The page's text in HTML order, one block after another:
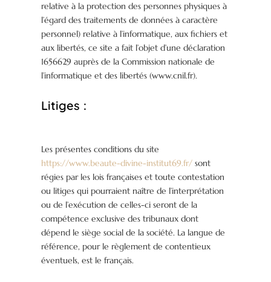
relative à la protection des personnes physiques à
l’égard des traitements de données à caractère
personnel) relative à l’informatique, aux fichiers et
aux libertés, ce site a fait l’objet d’une déclaration
1656629 auprès de la Commission nationale de
l’informatique et des libertés (www.cnil.fr).
Litiges :
Les présentes conditions du site
https://www.beaute-divine-institut69.fr/ sont
régies par les lois françaises et toute contestation
ou litiges qui pourraient naître de l’interprétation
ou de l’exécution de celles-ci seront de la
compétence exclusive des tribunaux dont
dépend le siège social de la société. La langue de
référence, pour le règlement de contentieux
éventuels, est le français.